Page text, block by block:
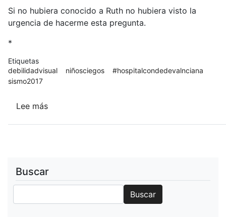
Si no hubiera conocido a Ruth no hubiera visto la
urgencia de hacerme esta pregunta.
*
Etiquetas
debilidadvisual
niñosciegos
#hospitalcondedevalnciana
sismo2017
Lee más
Sentido
Buscar
Buscar